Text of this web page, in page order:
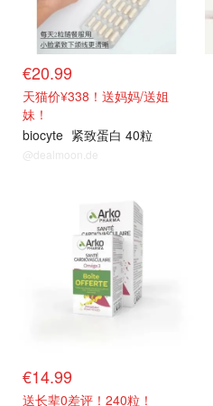
€20.99
天猫价¥338！送妈妈/送姐
妹！
biocyte 紧致蛋白 40粒
@dealmoon.de
€14.99
送长辈0差评！240粒！